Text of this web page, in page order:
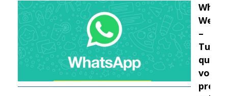
Web
–
Tudo
que
você